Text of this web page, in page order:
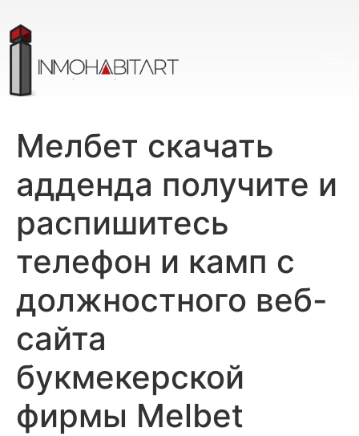
Мелбет скачать
адденда получите и
распишитесь
телефон и камп с
должностного веб-
сайта
букмекерской
фирмы Melbet